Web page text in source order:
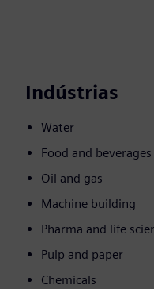
Indústrias
Water
Food and beverages
Oil and gas
Machine building
Pharma and life
Pulp and paper
Chemicals